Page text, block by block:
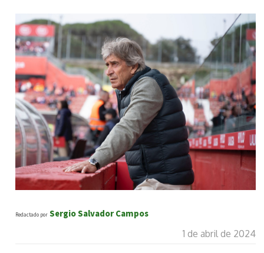
Redactado por Sergio Salvador Campos
1 de abril de 2024